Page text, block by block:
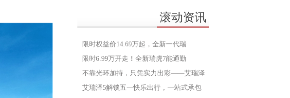
滚动资讯
限时权益价14.69万起，全新一代瑞
限时6.99万开走！全新瑞虎7能通勤
不靠光环加持，只凭实力出彩——艾瑞泽
艾瑞泽5解锁五一快乐出行，一站式承包